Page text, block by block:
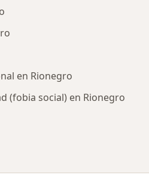
en Rionegro
(fobia social) en Rionegro